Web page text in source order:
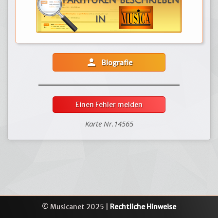
person Biografie
Einen Fehler melden
Karte Nr.14565
© Musicanet 2025 | Rechtliche Hinweise